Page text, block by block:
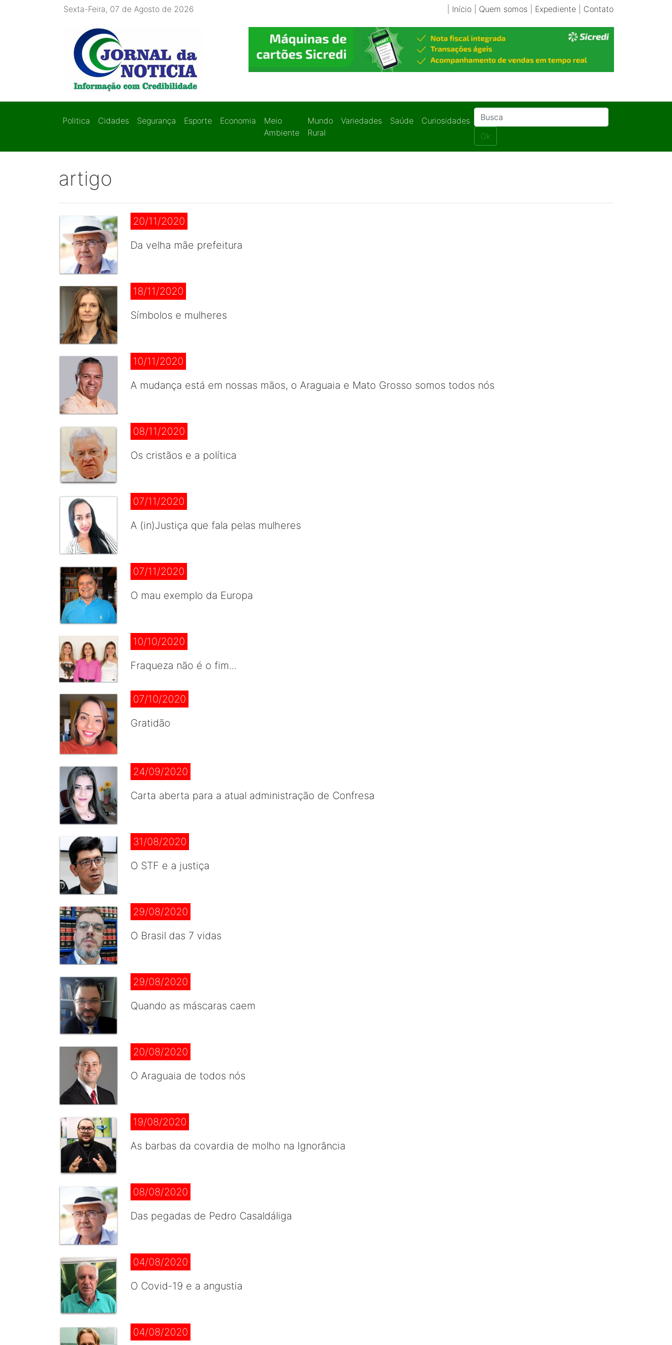
Sexta-Feira, 07 de Agosto de 2026 Início| Quem somos Expediente| Contato
Politica Cidades Segurança Esporte Economia
Meio
Ambiente
Mundo
Rural
Variedades Saúde
Curiosidades
Ok
artigo
20/11/2020
Da velha mãe prefeitura
18/11/2020
Símbolos e mulheres
10/11/2020
A mudança está em nossas mãos, o Araguaia e Mato Grosso somos todos nós
08/11/2020
Os cristãos e a política
07/11/2020
A (in)Justiça que fala pelas mulheres
07/11/2020
O mau exemplo da Europa
10/10/2020
Fraqueza não é o fim...
07/10/2020
Gratidão
24/09/2020
Carta aberta para a atual administração de Confresa
31/08/2020
O STF e a justiça
29/08/2020
O Brasil das 7 vidas
29/08/2020
Quando as máscaras caem
20/08/2020
O Araguaia de todos nós
19/08/2020
As barbas da covardia de molho na Ignorância
08/08/2020
Das pegadas de Pedro Casaldáliga
04/08/2020
O Covid-19 e a angustia
04/08/2020